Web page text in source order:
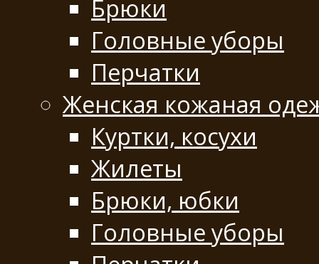
Брюки
Головные уборы
Перчатки
Женская кожаная
Куртки, косухи
Жилеты
Брюки, юбки
Головные уборы